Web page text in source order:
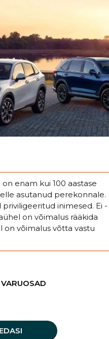
enam kui 100 aastase
asutanud perekonnale.
inimesed. Ei -
on võimalus rääkida
on võimalus võtta vastu